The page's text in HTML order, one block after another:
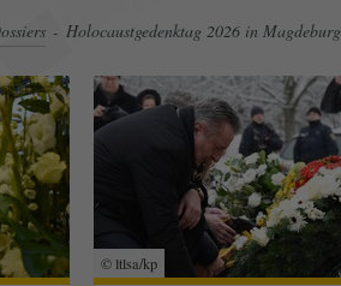
Holocaustgedenktag 2026 in Magdeburg
© ltlsa/kp